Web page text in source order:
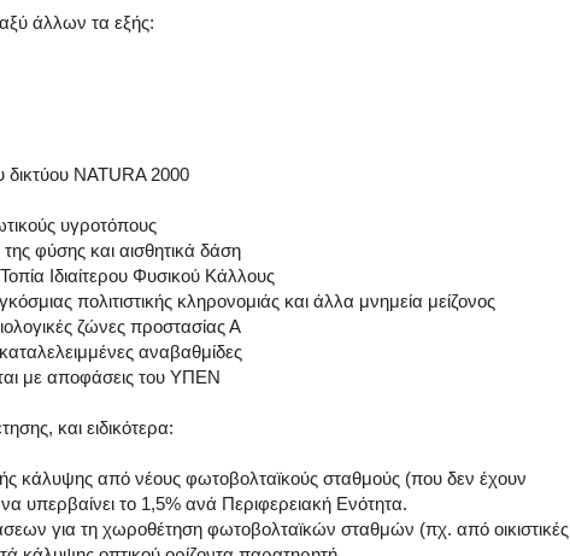
άλλων τα εξής:
δικτύου NATURA 2000
υγροτόπους
φύσης και αισθητικά δάση
Ιδιαίτερου Φυσικού Κάλλους
πολιτιστικής κληρονομιάς και άλλα μνημεία μείζονος
ζώνες προστασίας Α
αναβαθμίδες
με αποφάσεις του ΥΠΕΝ
και ειδικότερα:
κάλυψης από νέους φωτοβολταϊκούς σταθμούς (που δεν έχουν
υπερβαίνει το 1,5% ανά Περιφερειακή Ενότητα.
για τη χωροθέτηση φωτοβολταϊκών σταθμών (πχ. από οικιστικές